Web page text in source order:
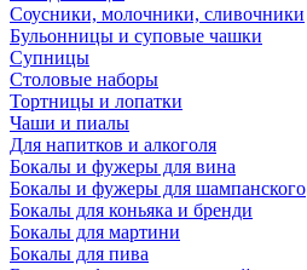
Соусники, молочники, сливочники
Бульонницы и суповые чашки
Супницы
Столовые наборы
Тортницы и лопатки
Чаши и пиалы
Для напитков и алкоголя
Бокалы и фужеры для вина
Бокалы и фужеры для шампанского
Бокалы для коньяка и бренди
Бокалы для мартини
Бокалы для пива